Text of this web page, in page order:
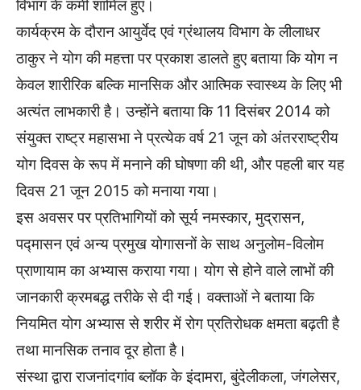
विभाग के कर्मी शामिल हुए।
कार्यक्रम के दौरान आयुर्वेद एवं ग्रंथालय विभाग के लीलाधर
ठाकुर ने योग की महत्ता पर प्रकाश डालते हुए बताया कि योग न
केवल शारीरिक बल्कि मानसिक और आत्मिक स्वास्थ्य के लिए भी
अत्यंत लाभकारी है। उन्होंने बताया कि 11 दिसंबर 2014 को
संयुक्त राष्ट्र महासभा ने प्रत्येक वर्ष 21 जून को अंतरराष्ट्रीय
योग दिवस के रूप में मनाने की घोषणा की थी, और पहली बार यह
दिवस 21 जून 2015 को मनाया गया।
इस अवसर पर प्रतिभागियों को सूर्य नमस्कार, मुद्रासन,
पद्मासन एवं अन्य प्रमुख योगासनों के साथ अनुलोम-विलोम
प्राणायाम का अभ्यास कराया गया। योग से होने वाले लाभों की
जानकारी क्रमबद्ध तरीके से दी गई। वक्ताओं ने बताया कि
नियमित योग अभ्यास से शरीर में रोग प्रतिरोधक क्षमता बढ़ती है
तथा मानसिक तनाव दूर होता है।
संस्था द्वारा राजनांदगांव ब्लॉक के इंदामरा, बुंदेलीकला, जंगलेसर,